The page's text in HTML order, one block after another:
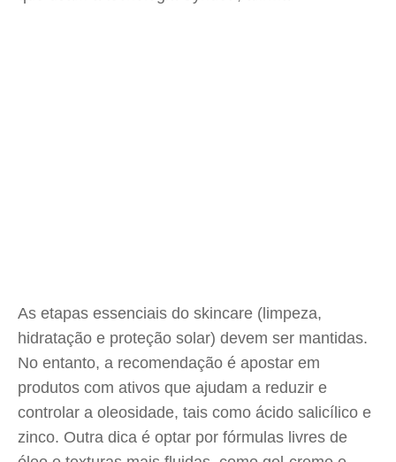
As etapas essenciais do skincare (limpeza,
hidratação e proteção solar) devem ser mantidas.
No entanto, a recomendação é apostar em
produtos com ativos que ajudam a reduzir e
controlar a oleosidade, tais como ácido salicílico e
zinco. Outra dica é optar por fórmulas livres de